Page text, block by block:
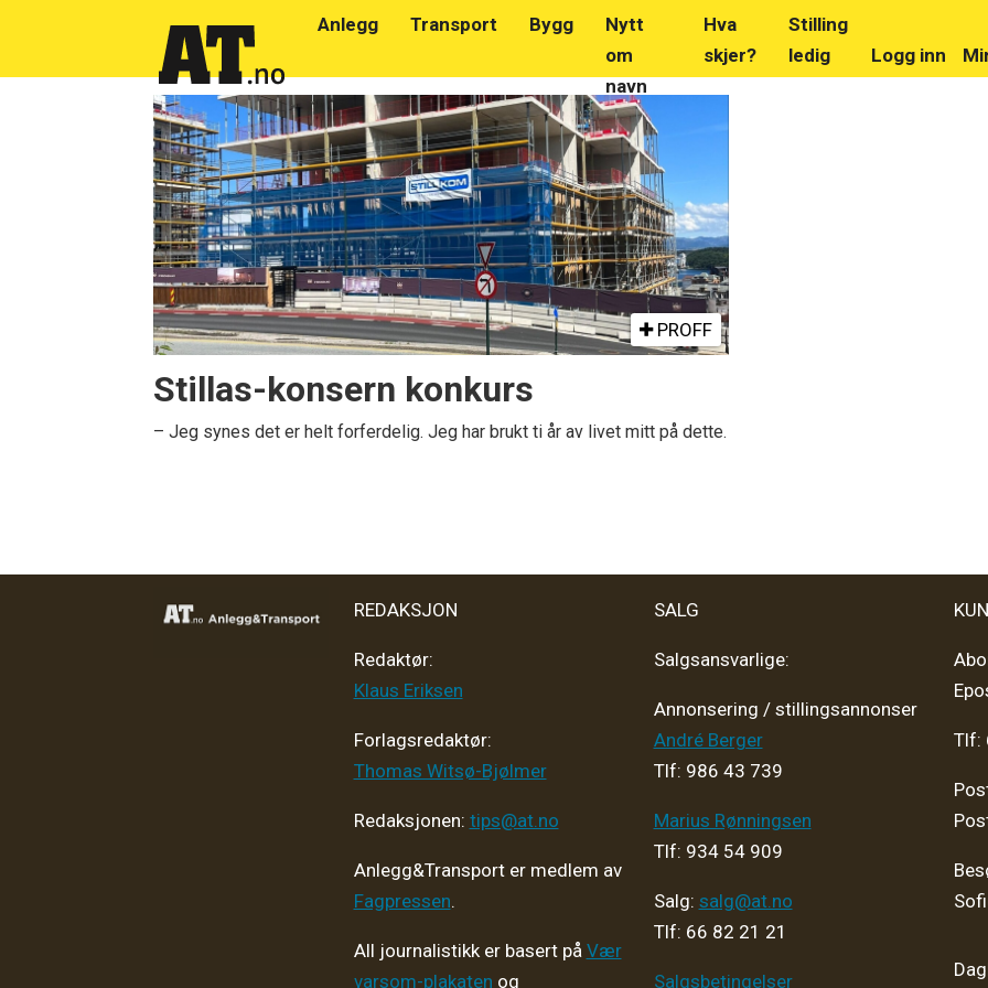
Anlegg Transport Bygg
Nytt
om
navn
Hva
skjer?
Stilling
ledig
Logg inn
stillkom
PROFF
Stillas-konsern konkurs
– Jeg synes det er helt forferdelig. Jeg har brukt ti år av livet mitt på dette.
REDAKSJON
Redaktør:
Klaus Eriksen
Forlagsredaktør:
Thomas Witsø-Bjølmer
Redaksjonen: tips@at.no
Anlegg&Transport er medlem av
Fagpressen.
All journalistikk er basert på Vær
varsom-plakaten og
SALG
Salgsansvarlige:
Annonsering / stillingsannonser
André Berger
Tlf: 986 43 739
Marius Rønningsen
Tlf: 934 54 909
Salg: salg@at.no
Tlf: 66 82 21 21
Salgsbetingelser
Tlf: